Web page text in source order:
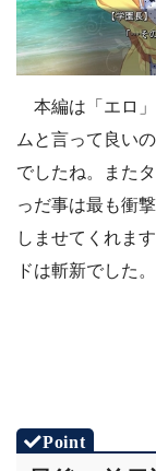
本編は「エロ」
ムと言って良い
でしたね。また
っだ事は最も衝
しませてくれま
ドは斬新でした。